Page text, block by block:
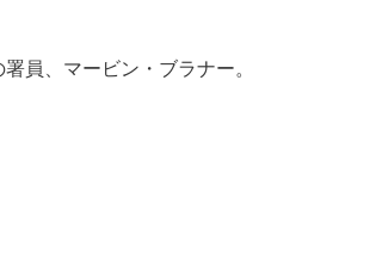
員、マービン・ブラナー。